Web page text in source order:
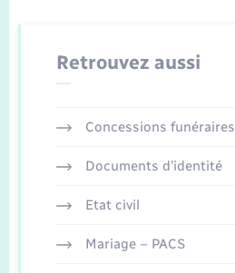
Retrouvez aussi
Concessions funéraires
Documents d’identité
Etat civil
Mariage – PACS